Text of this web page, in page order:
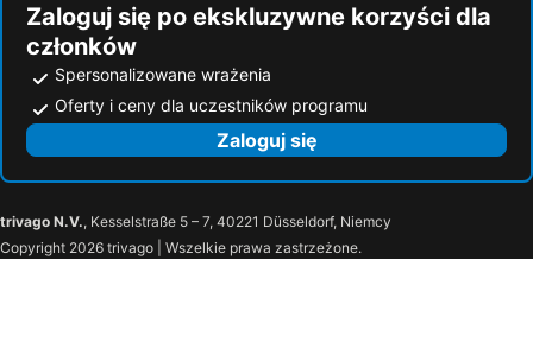
Zaloguj się po ekskluzywne korzyści dla
członków
Spersonalizowane wrażenia
Oferty i ceny dla uczestników programu
Zaloguj się
trivago N.V., Kesselstraße 5 – 7, 40221 Düsseldorf, Niemcy
Copyright 2026 trivago | Wszelkie prawa zastrzeżone.